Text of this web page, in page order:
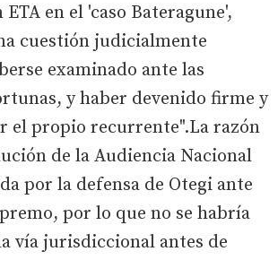
en el 'caso Bateragune',
cuestión judicialmente
examinado ante las
y haber devenido firme y
el propio recurrente".La razón
de la Audiencia Nacional
por la defensa de Otegi ante
por lo que no se habría
vía jurisdiccional antes de